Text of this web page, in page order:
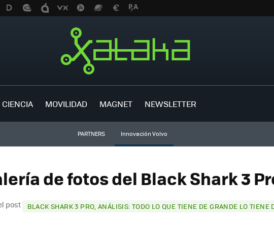
CIENCIA MOVILIDAD MAGNET NEWSLETTER
PARTNERS Innovación Volvo
de fotos del Black Shark 3
post BLACK SHARK 3 PRO, ANÁLISIS: TODO LO QUE TIENE DE GRANDE LO TIENE